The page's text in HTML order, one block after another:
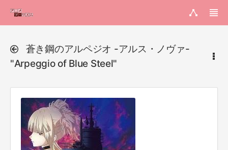
蒼き鋼のアルペジオ -アルス・ノヴァ-
"Arpeggio of Blue Steel"